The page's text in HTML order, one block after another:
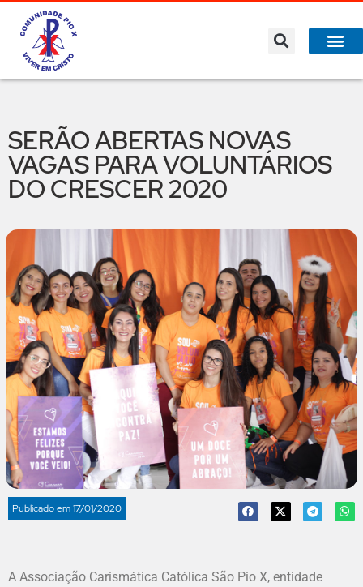
SERÃO ABERTAS NOVAS
VAGAS PARA VOLUNTÁRIOS
DO CRESCER 2020
Publicado em17/01/2020
A Associação Carismática Católica São Pio X, entidade